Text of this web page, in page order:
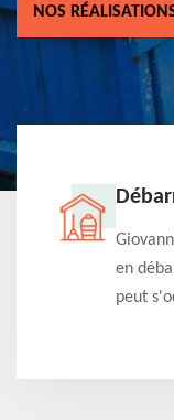
NOS
en
peut